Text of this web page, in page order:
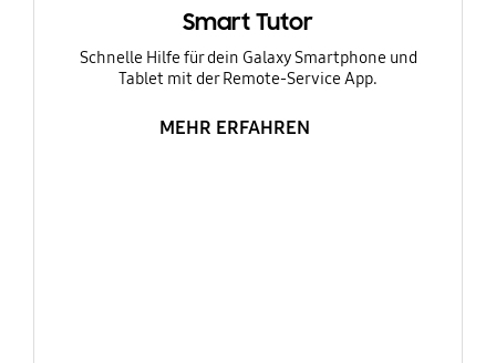
Smart Tutor
Schnelle Hilfe für dein Galaxy Smartphone und
Tablet mit der Remote-Service App.
MEHR ERFAHREN